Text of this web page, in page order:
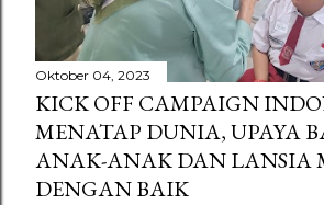
Oktober 04, 2023
KICK OFF CAMPAIGN
MENATAP DUNIA, UPAYA
ANAK-ANAK DAN LANSIA
DENGAN BAIK